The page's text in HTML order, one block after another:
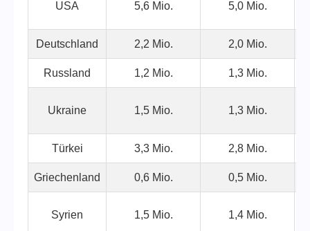
USA 5,6 Mio. 5,0 Mio.
Deutschland 2,2 Mio. 2,0 Mio.
Russland 1,2 Mio. 1,3 Mio.
Ukraine 1,5 Mio. 1,3 Mio.
Türkei 3,3 Mio. 2,8 Mio.
Griechenland 0,6 Mio. 0,5 Mio.
Syrien 1,5 Mio. 1,4 Mio.